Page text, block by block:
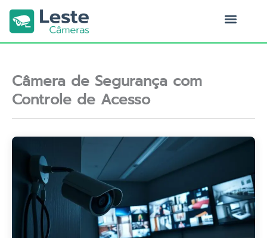
para
conteúdo
Câmera de Segurança com
Controle de Acesso